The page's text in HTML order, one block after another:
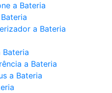
a Bateria
a Bateria
Bateria
a Bateria
a Bateria